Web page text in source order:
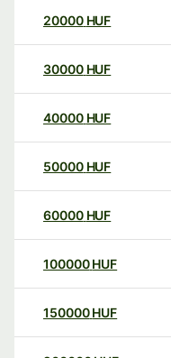
20000 HUF
30000 HUF
40000 HUF
50000 HUF
60000 HUF
100000 HUF
150000 HUF